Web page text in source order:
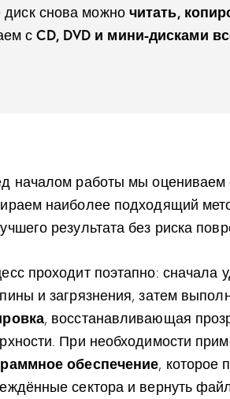
диск снова можно читать,
сCD, DVD и мини-дисками
началом работы мы оцениваем
наиболее подходящий
результата без риска
проходит поэтапно: сначала
и загрязнения, затем
, восстанавливающая
При необходимости
обеспечение, которое
сектора и вернуть